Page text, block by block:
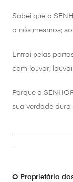
Sabei que o
a nós mesmos;
Entrai pelas
com louvor;
Porque o
sua verdade
O Proprietário